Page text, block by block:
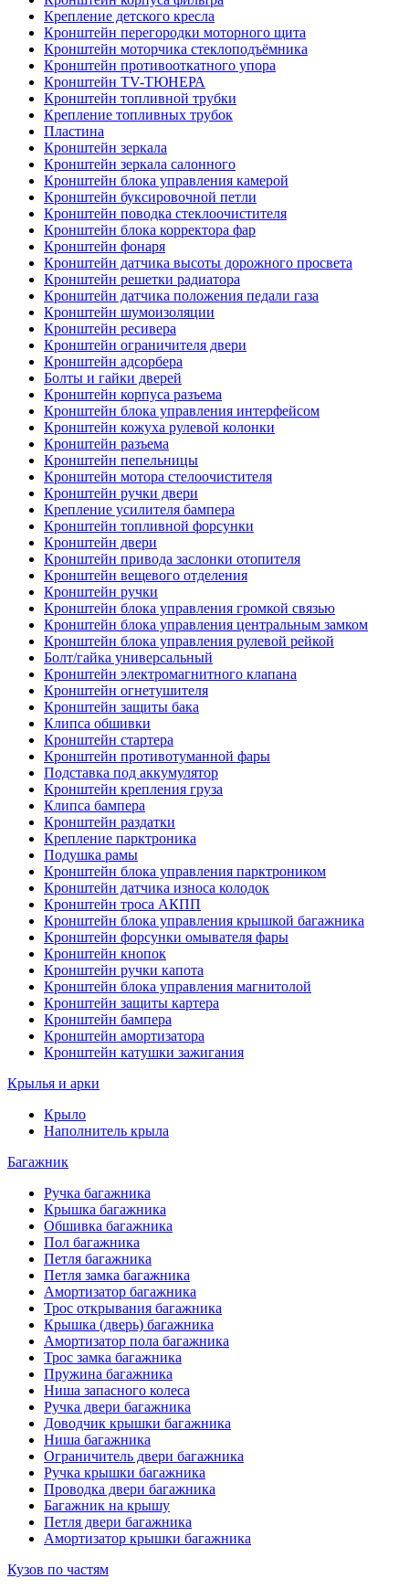
Крепление детского кресла
Кронштейн перегородки моторного щита
Кронштейн моторчика стеклоподъёмника
Кронштейн противооткатного упора
Кронштейн TV-ТЮНЕРА
Кронштейн топливной трубки
Крепление топливных трубок
Пластина
Кронштейн зеркала
Кронштейн зеркала салонного
Кронштейн блока управления камерой
Кронштейн буксировочной петли
Кронштейн поводка стеклоочистителя
Кронштейн блока корректора фар
Кронштейн фонаря
Кронштейн датчика высоты дорожного просвета
Кронштейн решетки радиатора
Кронштейн датчика положения педали газа
Кронштейн шумоизоляции
Кронштейн ресивера
Кронштейн ограничителя двери
Кронштейн адсорбера
Болты и гайки дверей
Кронштейн корпуса разъема
Кронштейн блока управления интерфейсом
Кронштейн кожуха рулевой колонки
Кронштейн разъема
Кронштейн пепельницы
Кронштейн мотора стелоочистителя
Кронштейн ручки двери
Крепление усилителя бампера
Кронштейн топливной форсунки
Кронштейн двери
Кронштейн привода заслонки отопителя
Кронштейн вещевого отделения
Кронштейн ручки
Кронштейн блока управления громкой связью
Кронштейн блока управления центральным замком
Кронштейн блока управления рулевой рейкой
Болт/гайка универсальный
Кронштейн электромагнитного клапана
Кронштейн огнетушителя
Кронштейн защиты бака
Клипса обшивки
Кронштейн стартера
Кронштейн противотуманной фары
Подставка под аккумулятор
Кронштейн крепления груза
Клипса бампера
Кронштейн раздатки
Крепление парктроника
Подушка рамы
Кронштейн блока управления парктроником
Кронштейн датчика износа колодок
Кронштейн троса АКПП
Кронштейн блока управления крышкой багажника
Кронштейн форсунки омывателя фары
Кронштейн кнопок
Кронштейн ручки капота
Кронштейн блока управления магнитолой
Кронштейн защиты картера
Кронштейн бампера
Кронштейн амортизатора
Кронштейн катушки зажигания
Крылья и арки
Крыло
Наполнитель крыла
Багажник
Ручка багажника
Крышка багажника
Обшивка багажника
Пол багажника
Петля багажника
Петля замка багажника
Амортизатор багажника
Трос открывания багажника
Крышка (дверь) багажника
Амортизатор пола багажника
Трос замка багажника
Пружина багажника
Ниша запасного колеса
Ручка двери багажника
Доводчик крышки багажника
Ниша багажника
Ограничитель двери багажника
Ручка крышки багажника
Проводка двери багажника
Багажник на крышу
Петля двери багажника
Амортизатор крышки багажника
Кузов по частям